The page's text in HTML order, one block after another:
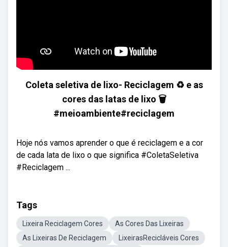
Coleta seletiva de lixo- Reciclagem ♻️ e as
cores das latas de lixo 🗑
#meioambiente#reciclagem
Hoje nós vamos aprender o que é reciclagem e a cor
de cada lata de lixo o que significa #ColetaSeletiva
#Reciclagem ...
Tags
Lixeira Reciclagem Cores
As Cores Das Lixeiras
As Lixeiras De Reciclagem
LixeirasRecicláveis Cores